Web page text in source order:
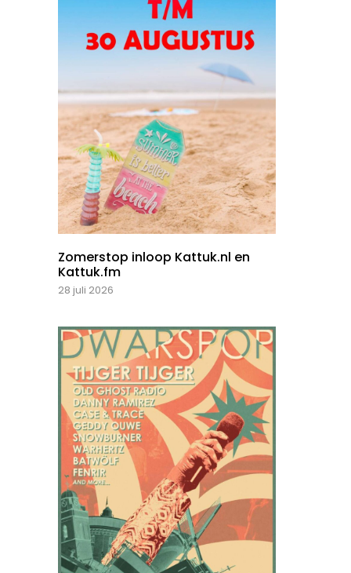
Zomerstop inloop Kattuk.nl en
Kattuk.fm
28 juli 2026